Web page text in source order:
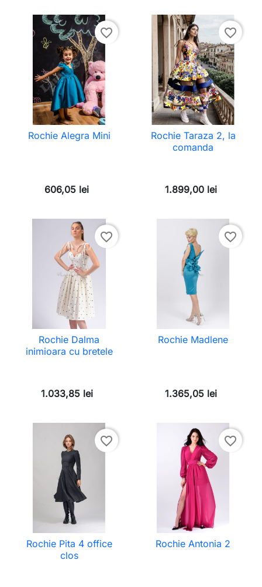
favorite_border
Rochie Alegra Mini
606,05 lei
favorite_border
Rochie Taraza 2, la
comanda
1.899,00 lei
favorite_border
Rochie Dalma
inimioara cu bretele
1.033,85 lei
favorite_border
Rochie Madlene
1.365,05 lei
favorite_border
Rochie Pita 4 office
clos
favorite_border
Rochie Antonia 2